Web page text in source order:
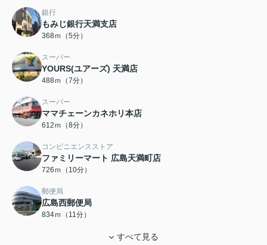
銀行
もみじ銀行天満支店
368ｍ（5分）
スーパー
YOURS(ユアーズ) 天満店
488ｍ（7分）
スーパー
ママチェーンカネホリ本店
612ｍ（8分）
コンビニエンスストア
ファミリーマート 広島天満町店
726ｍ（10分）
郵便局
広島西郵便局
834ｍ（11分）
すべて見る